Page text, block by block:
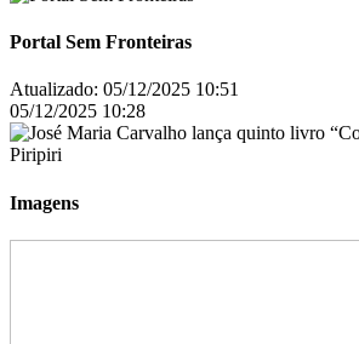
Portal Sem Fronteiras
Atualizado: 05/12/2025 10:51
05/12/2025 10:28
Imagens